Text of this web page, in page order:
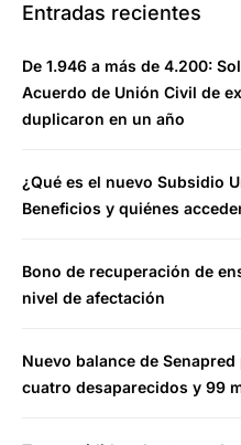
Entradas recientes
De 1.946 a más de 4.200:
Acuerdo de Unión Civil de
duplicaron en un año
¿Qué es el nuevo Subsidio
Beneficios y quiénes
Bono de recuperación de
nivel de afectación
Nuevo balance de
cuatro desaparecidos y 99